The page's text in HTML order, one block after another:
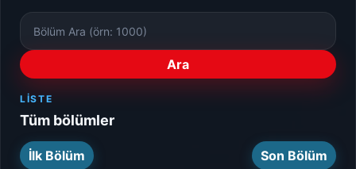
Bölüm
Numarası
Ara
LISTE
Tüm bölümler
İlk Bölüm Son Bölüm